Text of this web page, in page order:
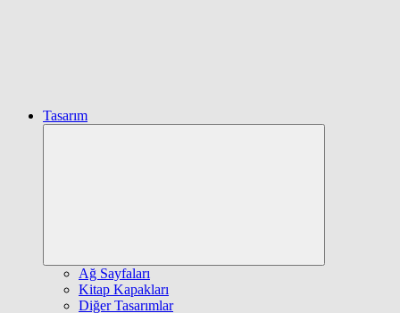
Tasarım
Ağ Sayfaları
Kitap Kapakları
Diğer Tasarımlar